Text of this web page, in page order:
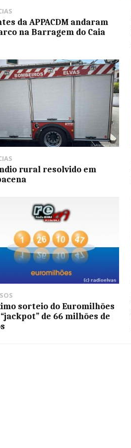
da APPACDM andaram
na Barragem do Caia
rural resolvido em
sorteio do Euromilhões
de 66 milhões de